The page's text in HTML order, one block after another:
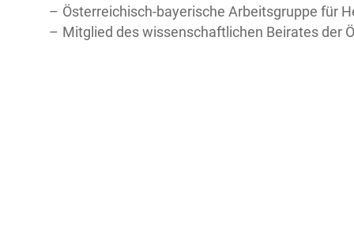
Österreichisch-bayerische Arbeitsgruppe für
Mitglied des wissenschaftlichen Beirates der